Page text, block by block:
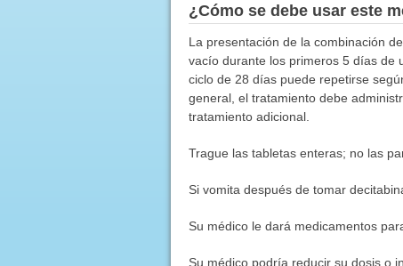
¿Cómo se debe usar este
La presentación de la combinación
vacío durante los primeros 5 días de
ciclo de 28 días puede repetirse
general, el tratamiento debe
tratamiento adicional.
Trague las tabletas enteras; no las
Si vomita después de tomar
Su médico le dará medicamentos
Su médico podría reducir su dosis o